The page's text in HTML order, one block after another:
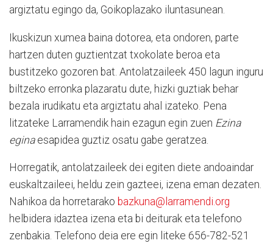
argiztatu egingo da, Goikoplazako iluntasunean.
Ikuskizun xumea baina dotorea, eta ondoren, parte
hartzen duten guztientzat txokolate beroa eta
bustitzeko gozoren bat. Antolatzaileek 450 lagun inguru
biltzeko erronka plazaratu dute, hizki guztiak behar
bezala irudikatu eta argiztatu ahal izateko. Pena
litzateke Larramendik hain ezagun egin zuen Ezina
eginaesapidea guztiz osatu gabe geratzea.
Horregatik, antolatzaileek dei egiten diete andoaindar
euskaltzaileei, heldu zein gazteei, izena eman dezaten.
Nahikoa da horretarako bazkuna@larramendi.org
helbidera idaztea izena eta bi deiturak eta telefono
zenbakia. Telefono deia ere egin liteke 656-782-521